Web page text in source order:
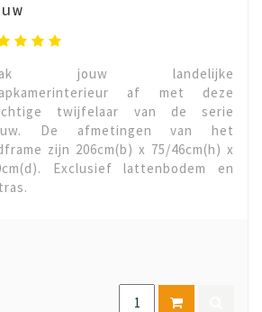
jouw landelijke
af met deze
twijfelaar van de serie
De afmetingen van het
zijn 206cm(b) x 75/46cm(h) x
Exclusief lattenbodem en